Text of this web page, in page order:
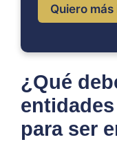
Quiero
¿Qué
para ser